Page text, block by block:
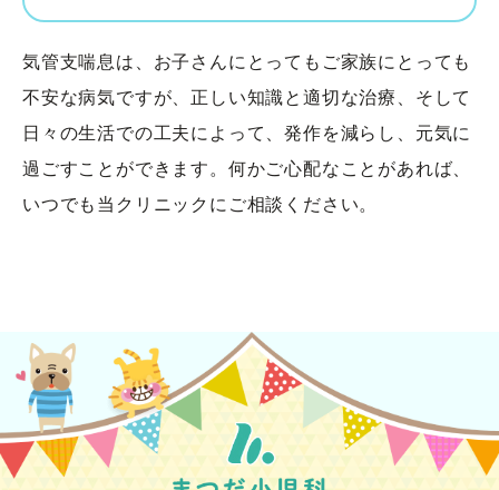
気管支喘息は、お子さんにとってもご家族にとっても
不安な病気ですが、正しい知識と適切な治療、そして
日々の生活での工夫によって、発作を減らし、元気に
過ごすことができます。何かご心配なことがあれば、
いつでも当クリニックにご相談ください。